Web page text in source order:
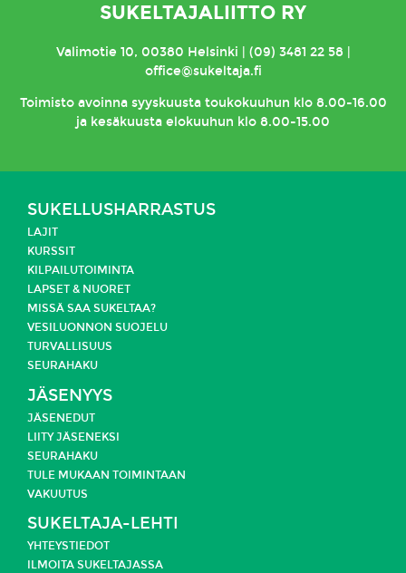
SUKELTAJALIITTO RY
Valimotie 10, 00380 Helsinki | (09) 3481 22 58 |
office@sukeltaja.fi
Toimistoavoinna syyskuusta toukokuuhun klo 8.00-16.00
ja kesäkuusta elokuuhun klo 8.00-15.00
SUKELLUSHARRASTUS
LAJIT
KURSSIT
KILPAILUTOIMINTA
LAPSET & NUORET
MISSÄ SAA SUKELTAA?
VESILUONNON SUOJELU
TURVALLISUUS
SEURAHAKU
JÄSENYYS
JÄSENEDUT
LIITY JÄSENEKSI
SEURAHAKU
TULE MUKAAN TOIMINTAAN
VAKUUTUS
SUKELTAJA-LEHTI
YHTEYSTIEDOT
ILMOITA SUKELTAJASSA